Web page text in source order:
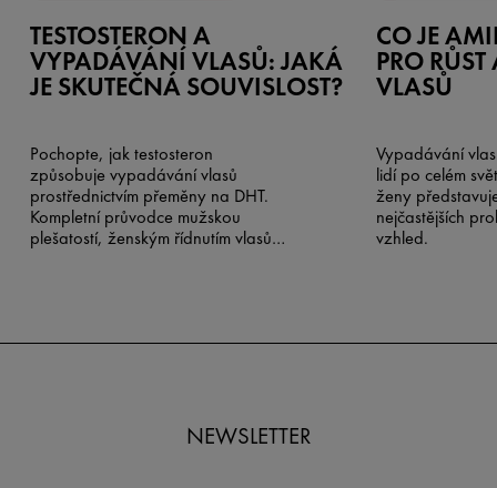
TESTOSTERON A
VYPADÁVÁNÍ VLASŮ: JAKÁ
JE SKUTEČNÁ SOUVISLOST?
Pochopte, jak testosteron
způsobuje vypadávání vlasů
prostřednictvím přeměny na DHT.
Kompletní průvodce mužskou
plešatostí, ženským řídnutím vlasů a
CO JE
PRO
VLASŮ
Vypadávání
lidí po celém
ženy
nejčastějších
vzhled.
NEWSLETTER